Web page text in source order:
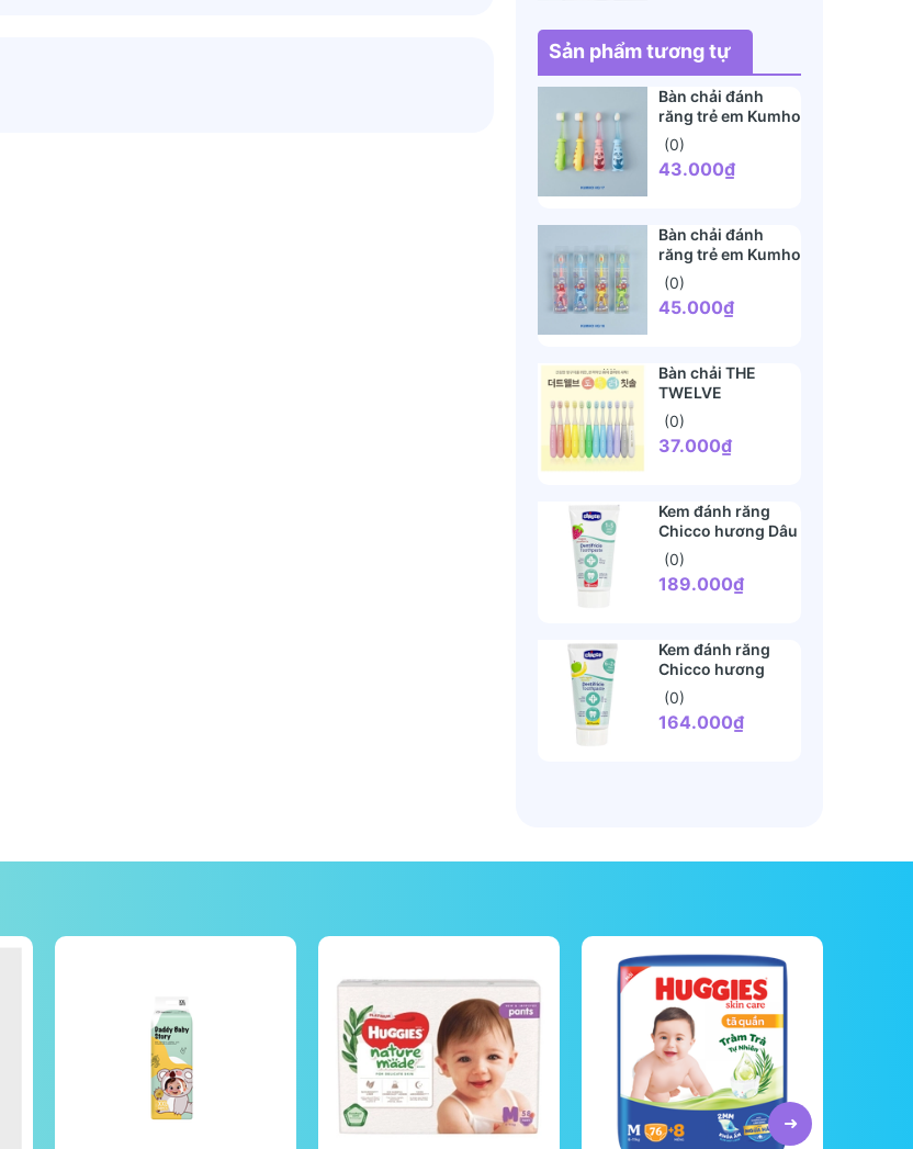
bất ngờ
Sản phẩm tương tự
Bàn chải đánh
răng trẻ em Kumho
HQ17 (1 tuổi+)
(0)
43.000₫
Bàn chải đánh
răng trẻ em Kumho
HQ16 (5 tuổi+)
(0)
45.000₫
Bàn chải THE
TWELVE
(0)
37.000₫
Kem đánh răng
Chicco hương Dâu
(12 tháng+)
(0)
189.000₫
Kem đánh răng
Chicco hương
Chuối - Táo (6
tháng+)
(0)
164.000₫